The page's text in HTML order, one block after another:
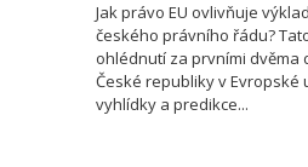
Jak právo EU ovlivňuje
českého právního řádu?
ohlédnutí za prvními dvěma
České republiky v Evropské
vyhlídky a predikce...